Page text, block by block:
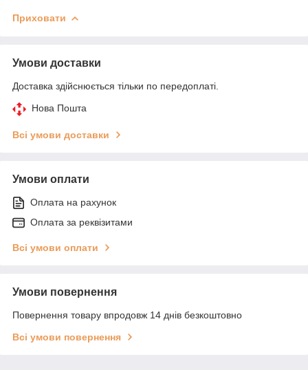
Приховати
Умови доставки
Доставка здійснюється тільки по передоплаті.
Нова Пошта
Всі умови доставки
Умови оплати
Оплата на рахунок
Оплата за реквізитами
Всі умови оплати
Умови повернення
Повернення товару впродовж 14 днів безкоштовно
Всі умови повернення